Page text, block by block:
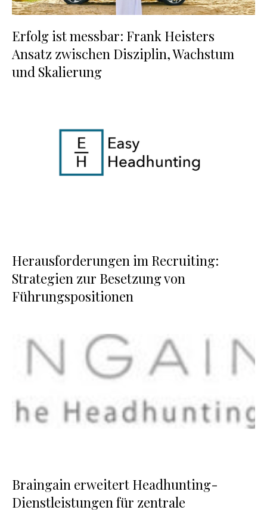
Erfolg ist messbar: Frank Heisters
Ansatz zwischen Disziplin, Wachstum
und Skalierung
Herausforderungen im Recruiting:
Strategien zur Besetzung von
Führungspositionen
Braingain erweitert Headhunting-
Dienstleistungen für zentrale